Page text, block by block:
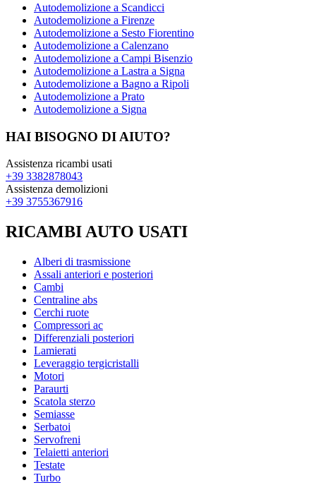
Autodemolizione a Scandicci
Autodemolizione a Firenze
Autodemolizione a Sesto Fiorentino
Autodemolizione a Calenzano
Autodemolizione a Campi Bisenzio
Autodemolizione a Lastra a Signa
Autodemolizione a Bagno a Ripoli
Autodemolizione a Prato
Autodemolizione a Signa
HAI BISOGNO DI AIUTO?
Assistenza ricambi usati
+39 3382878043
Assistenza demolizioni
+39 3755367916
RICAMBI AUTO USATI
Alberi di trasmissione
Assali anteriori e posteriori
Cambi
Centraline abs
Cerchi ruote
Compressori ac
Differenziali posteriori
Lamierati
Leveraggio tergicristalli
Motori
Paraurti
Scatola sterzo
Semiasse
Serbatoi
Servofreni
Telaietti anteriori
Testate
Turbo